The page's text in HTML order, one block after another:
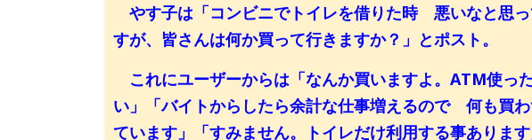
やす子は「コンビニでトイレを借りた時 悪いなと思
すが、皆さんは何か買って行きますか？」とポスト。
これにユーザーからは「なんか買いますよ。ATM使っ
い」「バイトからしたら余計な仕事増えるので 何も買
ています」「すみません。トイレだけ利用する事ありま